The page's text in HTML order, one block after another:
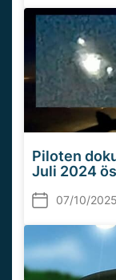
Piloten
Juli 2024
07/10/2025